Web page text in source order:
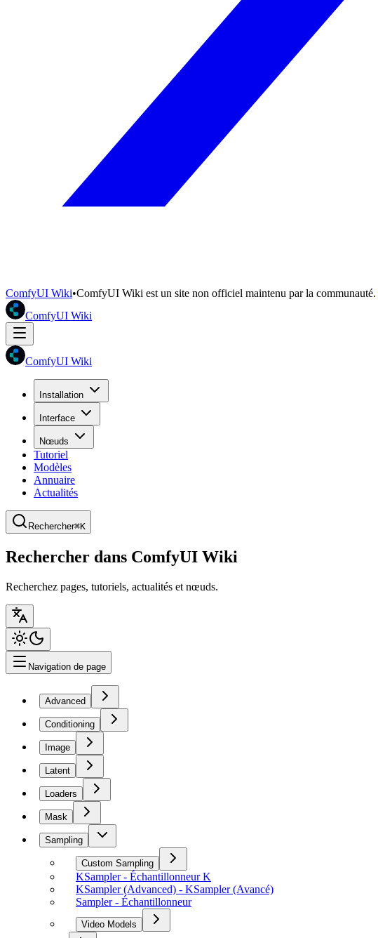
ComfyUI Wiki•ComfyUI Wiki est un site non officiel maintenu par la communauté.
ComfyUI Wiki
ComfyUI Wiki
Installation
Interface
Nœuds
Tutoriel
Modèles
Annuaire
Actualités
Rechercher⌘K
Rechercher dans ComfyUI Wiki
Recherchez pages, tutoriels, actualités et nœuds.
Navigation de page
Advanced
Conditioning
Image
Latent
Loaders
Mask
Sampling
Custom Sampling
KSampler - Échantillonneur K
KSampler (Advanced) - KSampler (Avancé)
Sampler - Échantillonneur
Video Models